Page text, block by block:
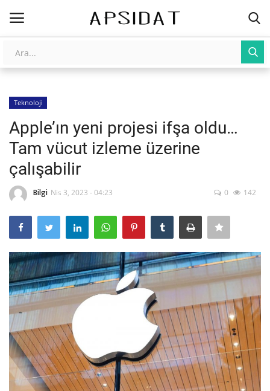
Giriş Kayıt Ol
AnaSayfa
Galeri
İletişim
Yapay Zeka
Üniversite Yayınları
Tarım
E-Devlet Sistemleri
Enerji
Tubitak
Teknoloji Kurumu
Teknoloji
Apple’ın yeni projesi ifşa oldu…
Tam vücut izleme üzerine
çalışabilir
Bilgi Nis 3, 2023 - 04:23 0 142